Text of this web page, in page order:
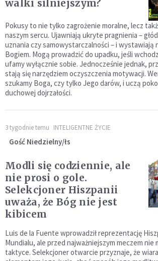
walki silniejszym?
Pokusy to nie tylko zagrożenie moralne, lecz
naszym sercu. Ujawniają ukryte pragnienia –
uznania czy samowystarczalności – i wystawiają
Bogiem. Mogą prowadzić do upadku, jeśli
ufamy wyłącznie sobie. Jednocześnie jednak,
stają się narzędziem oczyszczenia motywacji.
szukamy Boga, czy tylko Jego darów, i uczą
duchowej dojrzałości.
3 tygodnie temu INTELIGENTNE ŻYCIE
Gość Niedzielny/łs
Modli się codziennie, ale
nie prosi o gole.
Selekcjoner Hiszpanii
uważa, że Bóg nie jest
kibicem
Luis de la Fuente wprowadził reprezentację
Mundialu, ale przed najważniejszym meczem nie
taktyce. Selekcjoner otwarcie przyznaje, że